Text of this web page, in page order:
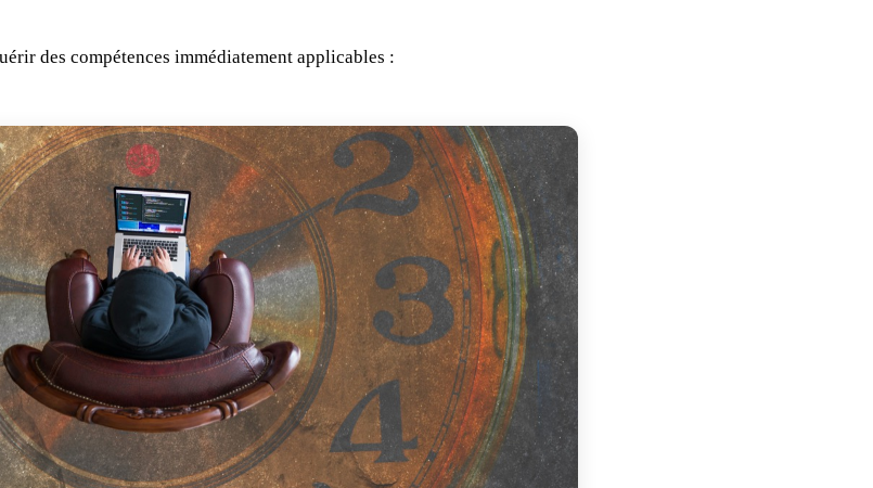
des compétences immédiatement applicables :